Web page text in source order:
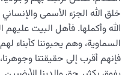
من الخيال إلى سلامة القلب
الإنسان محور الخلق
رؤية عالم الغيب
خلق الله الجزء الأسمى
الله وأكملها. فأهل البيت عليهم
السماوية، وهم يحبوننا كأبناء
فإنهم أقرب إلى حقيقتنا